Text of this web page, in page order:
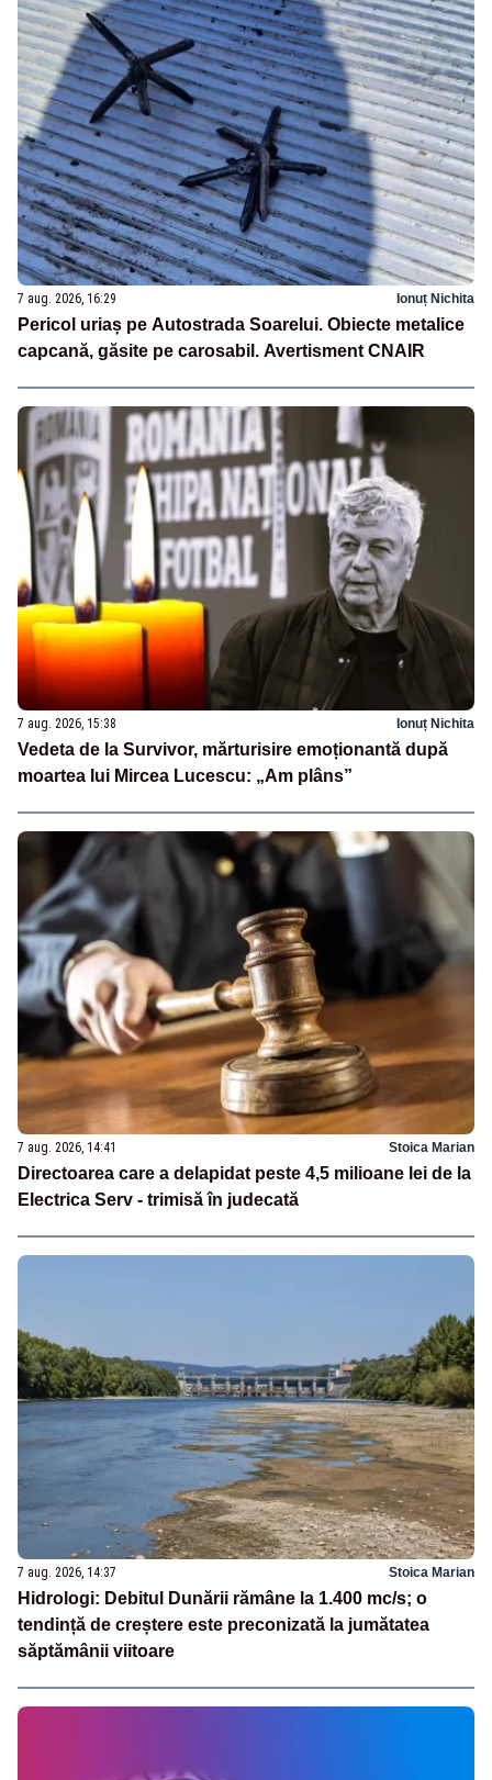
7 aug. 2026, 16:29 Ionuț Nichita
Pericol uriaș pe Autostrada Soarelui. Obiecte metalice
capcană, găsite pe carosabil. Avertisment CNAIR
7 aug. 2026, 15:38 Ionuț Nichita
Vedeta de la Survivor, mărturisire emoționantă după
moartea lui Mircea Lucescu: „Am plâns”
7 aug. 2026, 14:41 Stoica Marian
Directoarea care a delapidat peste 4,5 milioane lei de la
Electrica Serv - trimisă în judecată
7 aug. 2026, 14:37 Stoica Marian
Hidrologi: Debitul Dunării rămâne la 1.400 mc/s; o
tendință de creștere este preconizată la jumătatea
săptămânii viitoare